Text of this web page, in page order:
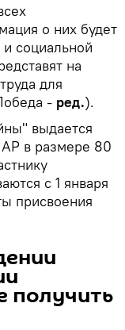
о них будет
и социальной
на
для
- ред.).
выдается
в размере 80
с 1 января
присвоения
получить